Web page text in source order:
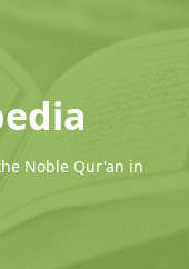
Noble Qur'an in